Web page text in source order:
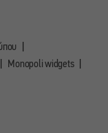
Monopoli widgets